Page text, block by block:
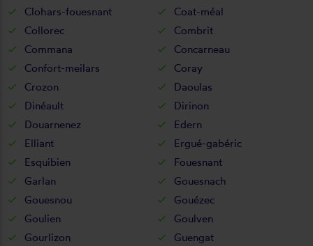
Clohars-fouesnant
Coat-méal
Collorec
Combrit
Commana
Concarneau
Confort-meilars
Coray
Crozon
Daoulas
Dinéault
Dirinon
Douarnenez
Edern
Elliant
Ergué-gabéric
Esquibien
Fouesnant
Garlan
Gouesnach
Gouesnou
Gouézec
Goulien
Goulven
Gourlizon
Guengat